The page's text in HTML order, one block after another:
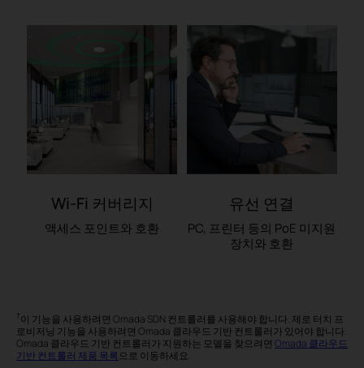
Wi-Fi 커버리지
액세스 포인트와 호환
유선 연결
PC, 프린터 등의 PoE 미지원
장치와 호환
†이 기능을 사용하려면 Omada SDN 컨트롤러를 사용해야 합니다. 제로 터치 프
로비저닝 기능을 사용하려면 Omada 클라우드 기반 컨트롤러가 있어야 합니다.
Omada 클라우드 기반 컨트롤러가 지원하는 모델을 찾으려면 Omada 클라우드
기반 컨트롤러 제품 목록으로 이동하세요.